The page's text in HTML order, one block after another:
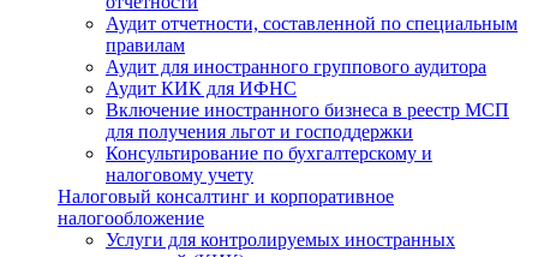
Аудит отчетности, составленной по специальным
правилам
Аудит для иностранного группового аудитора
Аудит КИК для ИФНС
Включение иностранного бизнеса в реестр МСП
для получения льгот и господдержки
Консультирование по бухгалтерскому и
налоговому учету
Налоговый консалтинг и корпоративное
налогообложение
Услуги для контролируемых иностранных